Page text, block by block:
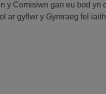
y Comisiwn gan eu bod yn
ar gyflwr y Gymraeg fel